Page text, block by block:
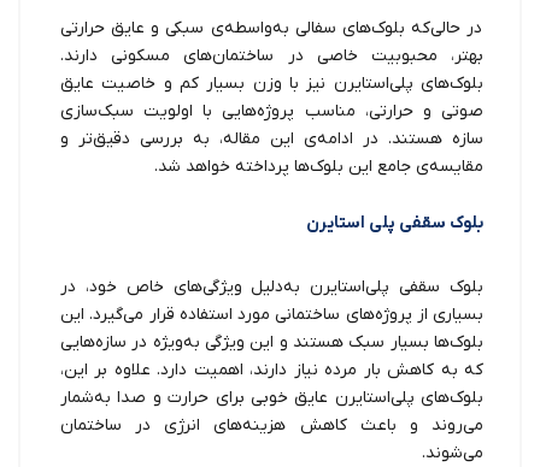
در حالی‌که بلوک‌های سفالی به‌واسطه‌ی سبکی و عایق حرارتی
بهتر، محبوبیت خاصی در ساختمان‌های مسکونی دارند.
بلوک‌های پلی‌استایرن نیز با وزن بسیار کم و خاصیت عایق
صوتی و حرارتی، مناسب پروژه‌هایی با اولویت سبک‌سازی
سازه هستند. در ادامه‌ی این مقاله، به بررسی دقیق‌تر و
مقایسه‌ی جامع این بلوک‌ها پرداخته خواهد شد.
بلوک سقفی پلی استایرن
بلوک سقفی پلی‌استایرن به‌دلیل ویژگی‌های خاص خود، در
بسیاری از پروژه‌های ساختمانی مورد استفاده قرار می‌گیرد. این
بلوک‌ها بسیار سبک هستند و این ویژگی به‌ویژه در سازه‌هایی
که به کاهش بار مرده نیاز دارند، اهمیت دارد. علاوه بر این،
بلوک‌های پلی‌استایرن عایق خوبی برای حرارت و صدا به‌شمار
می‌روند و باعث کاهش هزینه‌های انرژی در ساختمان
می‌شوند.